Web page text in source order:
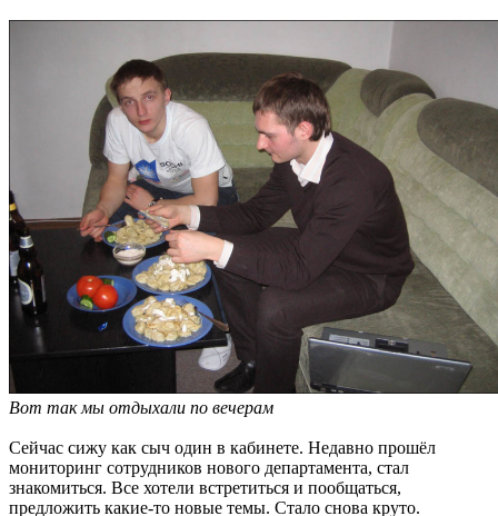
Вот так мы отдыхали по вечерам
Сейчас сижу как сыч один в кабинете. Недавно прошёл
мониторинг сотрудников нового департамента, стал
знакомиться. Все хотели встретиться и пообщаться,
предложить какие-то новые темы. Стало снова круто.